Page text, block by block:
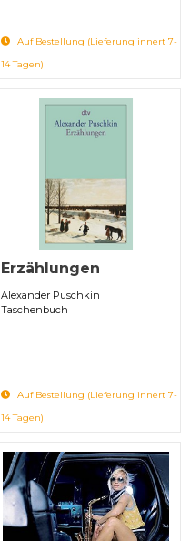
Auf Bestellung (Lieferung innert 7-
14 Tagen)
Erzählungen
Alexander Puschkin
Taschenbuch
Auf Bestellung (Lieferung innert 7-
14 Tagen)